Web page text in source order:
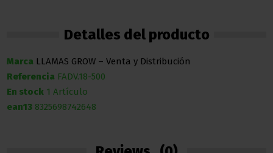
Detalles del producto
Marca LLAMAS GROW – Venta y Distribución
Referencia FADV.18-500
En stock 1 Artículo
ean13 8325698742648